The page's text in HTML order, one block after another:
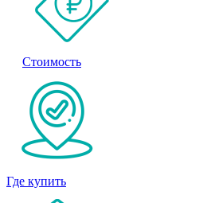
Стоимость
Где купить